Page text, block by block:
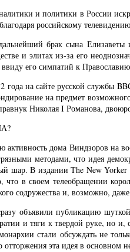
и политики в России
российскому
брак сына Елизаветы
и элитах из-за его
его симпатий к
на сайте русской службы
на предмет
Николая I Романова,
дома Виндзоров на
методами, что идея
шар. В издании The New Yorker
что в своем телеобращении
содружества и, возможно,
объявили публикацию
и тяги к твердой руке,
стали обсуждать не
эта идея в основном